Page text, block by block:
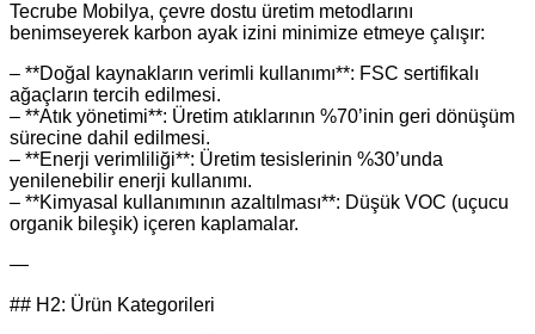
Tecrube Mobilya, çevre dostu üretim metodlarını
benimseyerek karbon ayak izini minimize etmeye çalışır:
– **Doğal kaynakların verimli kullanımı**: FSC sertifikalı
ağaçların tercih edilmesi.
– **Atık yönetimi**: Üretim atıklarının %70’inin geri dönüşüm
sürecine dahil edilmesi.
– **Enerji verimliliği**: Üretim tesislerinin %30’unda
yenilenebilir enerji kullanımı.
– **Kimyasal kullanımının azaltılması**: Düşük VOC (uçucu
organik bileşik) içeren kaplamalar.
—
## H2: Ürün Kategorileri